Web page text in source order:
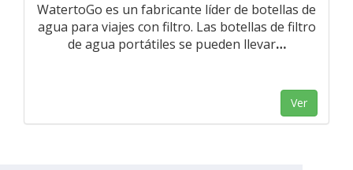
WatertoGo es un fabricante líder de botellas de
agua para viajes con filtro. Las botellas de filtro
de agua portátiles se pueden llevar…
Ver